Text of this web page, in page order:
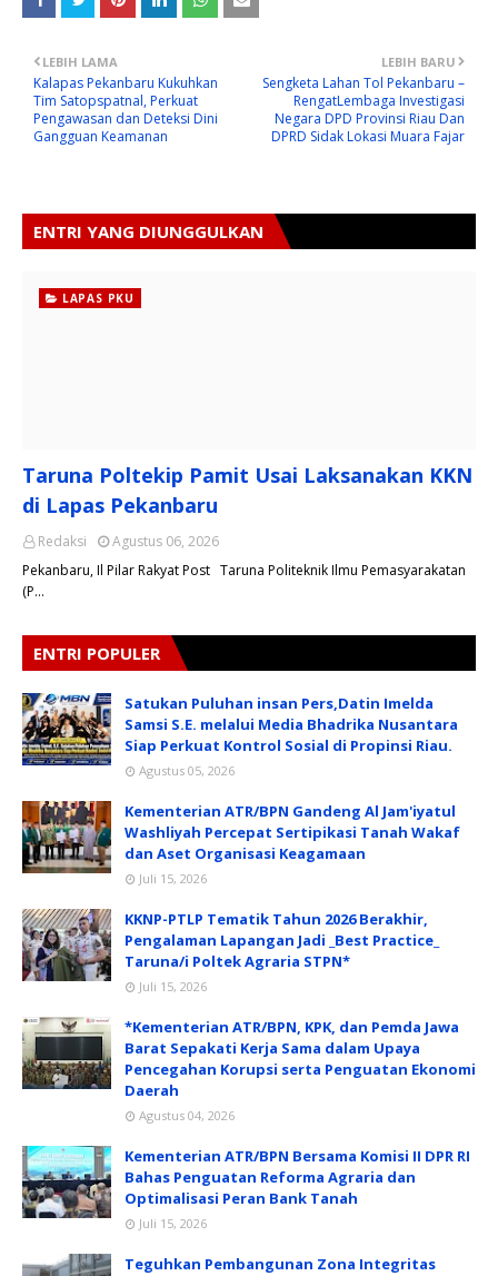
LEBIH BARU
Sengketa Lahan Tol Pekanbaru –
RengatLembaga Investigasi
Negara DPD Provinsi Riau Dan
DPRD Sidak Lokasi Muara Fajar
LEBIH LAMA
Kalapas Pekanbaru Kukuhkan
Tim Satopspatnal, Perkuat
Pengawasan dan Deteksi Dini
Gangguan Keamanan
ENTRI YANG DIUNGGULKAN
LAPAS PKU
Taruna Poltekip Pamit Usai Laksanakan KKN
di Lapas Pekanbaru
Redaksi
Agustus 06, 2026
Pekanbaru, Il Pilar Rakyat Post Taruna Politeknik Ilmu Pemasyarakatan
(P…
ENTRI POPULER
Satukan Puluhan insan Pers,Datin Imelda
Samsi S.E. melalui Media Bhadrika Nusantara
Siap Perkuat Kontrol Sosial di Propinsi Riau.
Agustus 05, 2026
Kementerian ATR/BPN Gandeng Al Jam'iyatul
Washliyah Percepat Sertipikasi Tanah Wakaf
dan Aset Organisasi Keagamaan
Juli 15, 2026
KKNP-PTLP Tematik Tahun 2026 Berakhir,
Pengalaman Lapangan Jadi _Best Practice_
Taruna/i Poltek Agraria STPN*
Juli 15, 2026
*Kementerian ATR/BPN, KPK, dan Pemda Jawa
Barat Sepakati Kerja Sama dalam Upaya
Pencegahan Korupsi serta Penguatan Ekonomi
Daerah
Agustus 04, 2026
Kementerian ATR/BPN Bersama Komisi II DPR RI
Bahas Penguatan Reforma Agraria dan
Optimalisasi Peran Bank Tanah
Juli 15, 2026
Teguhkan Pembangunan Zona Integritas